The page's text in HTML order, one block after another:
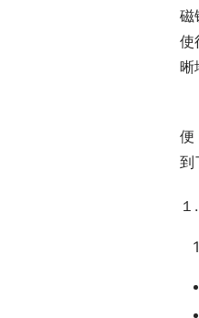
磁
使
晰
便
到